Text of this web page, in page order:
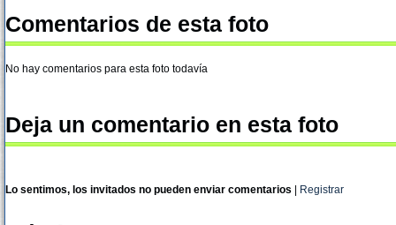
Comentarios de esta foto
No hay comentarios para esta foto todavía
Deja un comentario en esta foto
Lo sentimos, los invitados no pueden enviar comentarios Registrar